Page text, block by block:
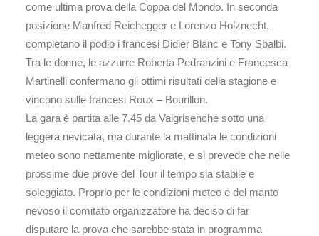
come ultima prova della Coppa del Mondo. In seconda
posizione Manfred Reichegger e Lorenzo Holznecht,
completano il podio i francesi Didier Blanc e Tony Sbalbi.
Tra le donne, le azzurre Roberta Pedranzini e Francesca
Martinelli confermano gli ottimi risultati della stagione e
vincono sulle francesi Roux – Bourillon.
La gara è partita alle 7.45 da Valgrisenche sotto una
leggera nevicata, ma durante la mattinata le condizioni
meteo sono nettamente migliorate, e si prevede che nelle
prossime due prove del Tour il tempo sia stabile e
soleggiato. Proprio per le condizioni meteo e del manto
nevoso il comitato organizzatore ha deciso di far
disputare la prova che sarebbe stata in programma